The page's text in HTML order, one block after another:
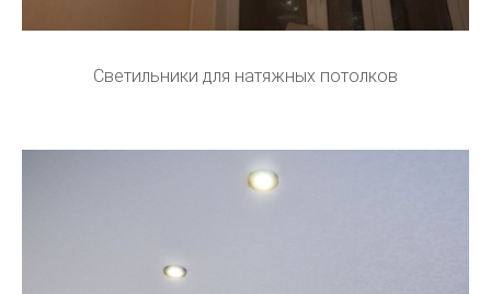
Светильники для натяжных потолков